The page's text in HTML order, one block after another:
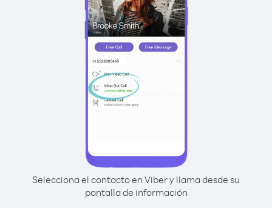
Selecciona el contacto en Viber y llama desde su
pantalla de información